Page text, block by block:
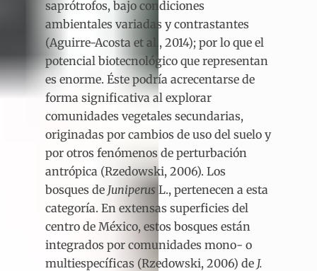
saprótrofos, bajo condiciones
ambientales variadas y contrastantes
(Aguirre-Acosta et al., 2014); por lo que el
potencial biotecnológico que representan
es enorme. Éste podría acrecentarse de
forma significativa al explorar
comunidades vegetales secundarias,
originadas por cambios de uso del suelo y
por otros fenómenos de perturbación
antrópica (Rzedowski, 2006). Los
bosques de Juniperus L., pertenecen a esta
categoría. En extensas superficies del
centro de México, estos bosques están
integrados por comunidades mono- o
multiespecíficas (Rzedowski, 2006) de J.